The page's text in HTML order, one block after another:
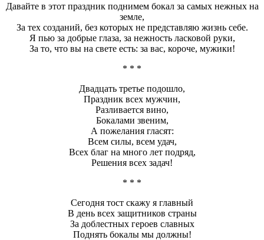
Давайте в этот праздник поднимем бокал за самых нежных на
земле,
За тех созданий, без которых не представляю жизнь себе.
Я пью за добрые глаза, за нежность ласковой руки,
За то, что вы на свете есть: за вас, короче, мужики!
* * *
Двадцать третье подошло,
Праздник всех мужчин,
Разливается вино,
Бокалами звеним,
А пожелания гласят:
Всем силы, всем удач,
Всех благ на много лет подряд,
Решения всех задач!
* * *
Сегодня тост скажу я главный
В день всех защитников страны
За доблестных героев славных
Поднять бокалы мы должны!